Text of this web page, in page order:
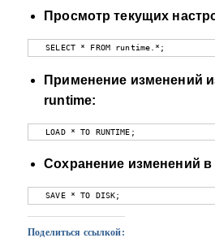
Просмотр текущих
  SELECT * FROM runtime.*;
Применение изменений
runtime:
  LOAD * TO RUNTIME;
Сохранение изменений в
  SAVE * TO DISK;
Поделиться ссылкой: